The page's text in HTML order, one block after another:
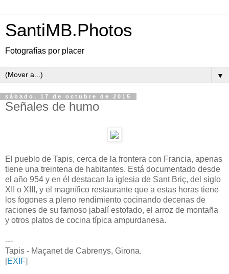
SantiMB.Photos
Fotografías por placer
▼
sábado, 17 de octubre de 2015
Señales de humo
El pueblo de Tapis, cerca de la frontera con Francia, apenas
tiene una treintena de habitantes. Está documentado desde
el año 954 y en él destacan la iglesia de Sant Briç, del siglo
XII o XIII, y el magnífico restaurante que a estas horas tiene
los fogones a pleno rendimiento cocinando decenas de
raciones de su famoso jabalí estofado, el arroz de montaña
y otros platos de cocina típica ampurdanesa.
---
Tapis - Maçanet de Cabrenys, Girona.
[EXIF]